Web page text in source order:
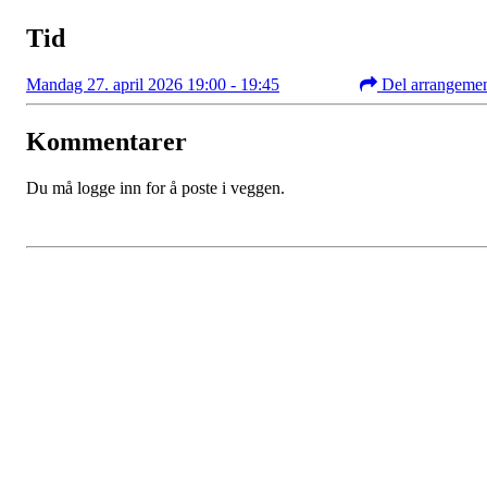
Tid
Mandag 27. april 2026 19:00 - 19:45 Del
Kommentarer
Du må logge inn for å poste i veggen.